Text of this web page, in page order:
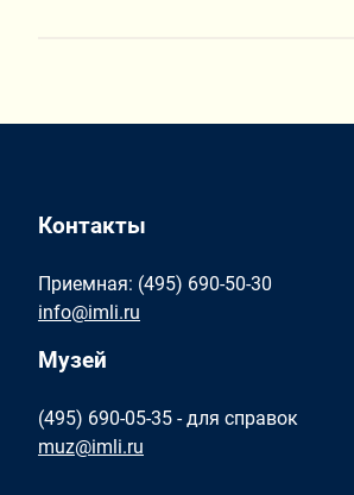
Контакты
Приемная: (495) 690-50-30
info@imli.ru
Музей
(495) 690-05-35 - для справок
muz@imli.ru